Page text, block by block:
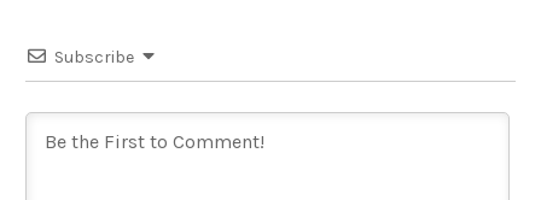
Subscribe